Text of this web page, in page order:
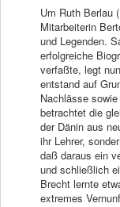
Um Ruth Berlau
Mitarbeiterin
und Legenden.
erfolgreiche
verfaßte, legt
entstand auf
Nachlässe
betrachtet die
der Dänin aus
ihr Lehrer,
daß daraus ein
und schließlich
Brecht lernte
extremes